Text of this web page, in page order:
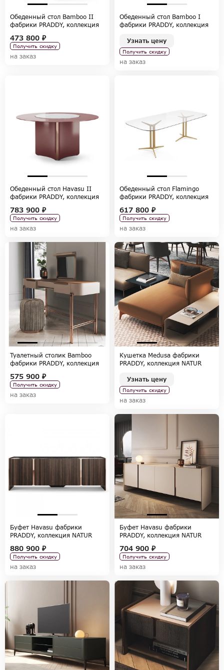
Обеденный стол Bamboo II
фабрики PRADDY, коллекция
473 800 ₽
Получить скидку
на заказ
Обеденный стол Bamboo I
фабрики PRADDY, коллекция
Узнать цену
Получить скидку
на заказ
Обеденный стол Havasu II
фабрики PRADDY, коллекция
783 900 ₽
Получить скидку
на заказ
Обеденный стол Flamingo
фабрики PRADDY, коллекция
617 800 ₽
Получить скидку
на заказ
Туалетный столик Bamboo
фабрики PRADDY, коллекция
575 900 ₽
Получить скидку
на заказ
Кушетка Medusa фабрики
PRADDY, коллекция NATUR
Узнать цену
Получить скидку
на заказ
Буфет Havasu фабрики
PRADDY, коллекция NATUR
880 900 ₽
Получить скидку
на заказ
Буфет Havasu фабрики
PRADDY, коллекция NATUR
704 900 ₽
Получить скидку
на заказ